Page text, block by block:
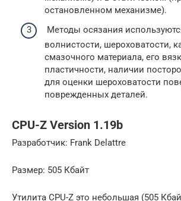
остановленном механизме).
Методы осязания
волнистости, шероховатости,
смазочного материала, его
пластичности, наличии
для оценки шероховатости
поврежденных деталей.
CPU-Z Version 1.19b
Разработчик: Frank Delattre
Размер: 505 Кбайт
Утилита CPU-Z это небольшая (505